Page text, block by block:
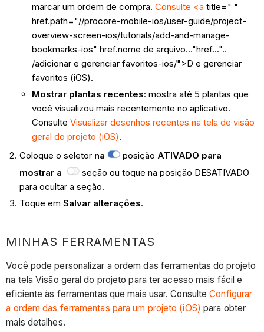
marcar um ordem de compra. Consulte <a title=" "
href.path="//procore-mobile-ios/user-guide/project-
overview-screen-ios/tutorials/add-and-manage-
bookmarks-ios" href.nome de arquivo..."href..."..
/adicionar e gerenciar favoritos-ios/">D e gerenciar
favoritos (iOS).
Mostrar plantas recentes: mostra até 5 plantas que
você visualizou mais recentemente no aplicativo.
Consulte Visualizar desenhos recentes na tela de visão
geral do projeto (iOS).
Coloque o seletor na posição ATIVADO para
mostrar a
seção ou toque na posição DESATIVADO
para ocultar a seção.
Toque em Salvar alterações.
MINHAS FERRAMENTAS
Você pode personalizar a ordem das ferramentas do projeto
na tela Visão geral do projeto para ter acesso mais fácil e
eficiente às ferramentas que mais usar. ConsulteConfigurar
a ordem das ferramentas para um projeto (iOS) para obter
mais detalhes.